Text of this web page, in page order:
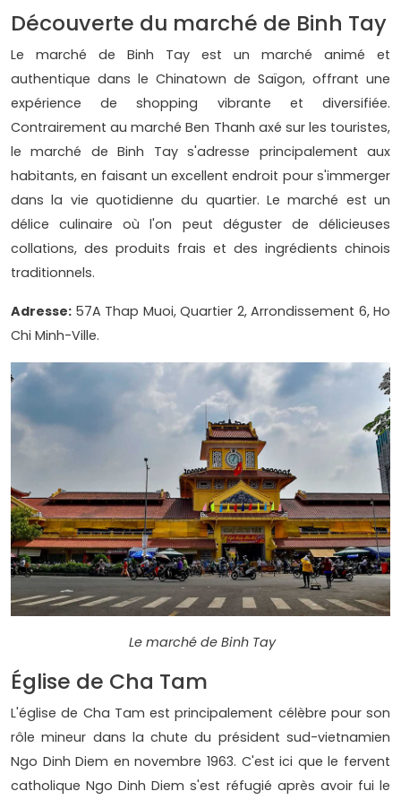
Découverte du marché de Binh Tay
Le marché de Binh Tay est un marché animé et
authentique dans le Chinatown de Saïgon, offrant une
expérience de shopping vibrante et diversifiée.
Contrairement au marché Ben Thanh axé sur les touristes,
le marché de Binh Tay s'adresse principalement aux
habitants, en faisant un excellent endroit pour s'immerger
dans la vie quotidienne du quartier. Le marché est un
délice culinaire où l'on peut déguster de délicieuses
collations, des produits frais et des ingrédients chinois
traditionnels.
Adresse: 57A Thap Muoi, Quartier 2, Arrondissement 6, Ho
Chi Minh-Ville.
Le marché de Binh Tay
Église de Cha Tam
L'église de Cha Tam est principalement célèbre pour son
rôle mineur dans la chute du président sud-vietnamien
Ngo Dinh Diem en novembre 1963. C'est ici que le fervent
catholique Ngo Dinh Diem s'est réfugié après avoir fui le